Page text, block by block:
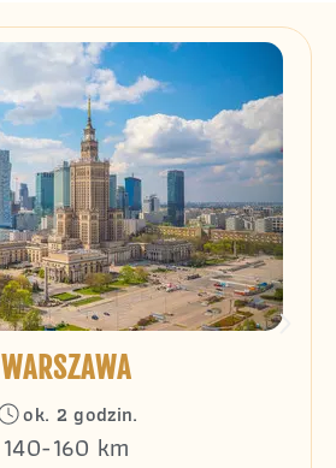
WARSZAWA
ok. 2 godzin.
140-160 km